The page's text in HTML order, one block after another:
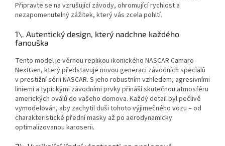
Připravte se na vzrušující závody, ohromující rychlost a
nezapomenutelný zážitek, který vás zcela pohltí.
1\. Autentický design, který nadchne každého
fanouška
Tento model je věrnou replikou ikonického NASCAR Camaro
NextGen, který představuje novou generaci závodních speciálů
v prestižní sérii NASCAR. S jeho robustním vzhledem, agresivními
liniemi a typickými závodními prvky přináší skutečnou atmosféru
amerických oválů do vašeho domova. Každý detail byl pečlivě
vymodelován, aby zachytil duši tohoto výjimečného vozu – od
charakteristické přední masky až po aerodynamicky
optimalizovanou karoserii.